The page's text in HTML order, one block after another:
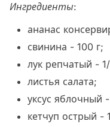
Ингредиенты:
ананас
свинина - 100 г;
лук репчатый -
листья салата;
уксус яблочный
кетчуп острый -